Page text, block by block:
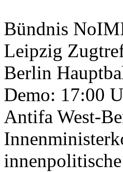
Bündnis
Leipzig
Berlin
Demo: 17:00
Antifa West-